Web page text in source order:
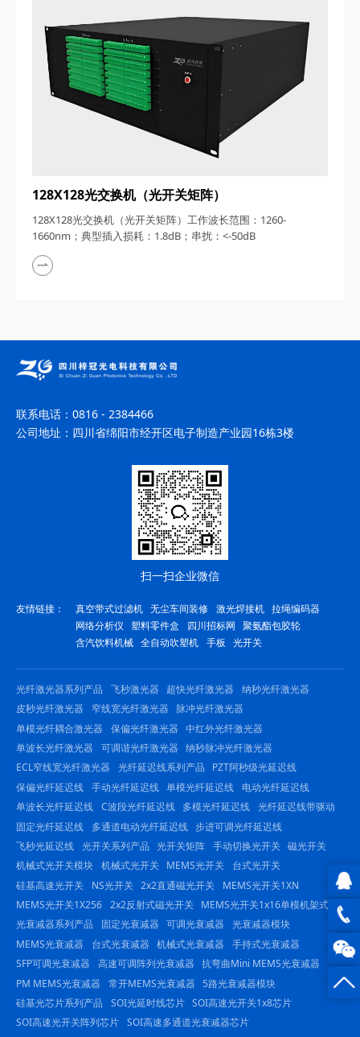
128X128光交换机（光开关矩阵）
128X128光交换机（光开关矩阵）工作波长范围：1260-
1660nm；典型插入损耗：1.8dB；串扰：<-50dB
QQ在
线咨
询
0816
联系电话： 0816 - 2384466
公司地址： 四川省绵阳市经开区电子制造产业园16栋3楼
扫一扫企业微信
友情链接： 真空带式过滤机 无尘车间装修 激光焊接机 拉绳编码器
网络分析仪 塑料零件盒 四川招标网
聚氨酯包胶轮
含汽饮料机械 全自动吹塑机 手板 光开关
光纤激光器系列产品 飞秒激光器 超快光纤激光器
纳秒光纤激光器
皮秒光纤激光器
窄线宽光纤激光器
脉冲光纤激光器
单模光纤耦合激光器
保偏光纤激光器 中红外光纤激光器
单波长光纤激光器
可调谐光纤激光器 纳秒脉冲光纤激光器
ECL窄线宽光纤激光器
光纤延迟线系列产品
PZT阿秒级光延迟线
保偏光纤延迟线 手动光纤延迟线 单模光纤延迟线
电动光纤延迟线
单波长光纤延迟线 C波段光纤延迟线 多模光纤延迟线 光纤延迟线带驱动
固定光纤延迟线
多通道电动光纤延迟线 步进可调光纤延迟线
飞秒光延迟线 光开关系列产品 光开关矩阵 手动切换光开关 磁光开关
机械式光开关模块 机械式光开关 MEMS光开关
台式光开关
硅基高速光开关
NS光开关 2x2直通磁光开关
MEMS光开关1XN
MEMS光开关1X256 2x2反射式磁光开关
MEMS光开关1x16单模机架式
光衰减器系列产品
固定光衰减器 可调光衰减器
光衰减器模块
MEMS光衰减器
台式光衰减器 机械式光衰减器
手持式光衰减器
SFP可调光衰减器
高速可调阵列光衰减器 抗弯曲Mini MEMS光衰减器
PM MEMS光衰减器
常开MEMS光衰减器 5路光衰减器模块
硅基光芯片系列产品
SOI光延时线芯片 SOI高速光开关1x8芯片
SOI高速光开关阵列芯片 SOI高速多通道光衰减器芯片